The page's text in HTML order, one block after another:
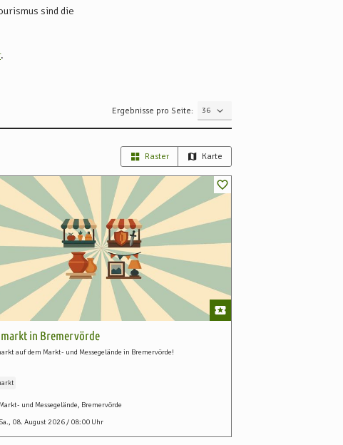
sind die
.
Ergebnisse pro Seite:
Raster Karte
in Bremervörde
auf dem Markt- und Messegelände in Bremervörde!
Markt- und Messegelände, Bremervörde
Sa., 08. August 2026 / 08:00 Uhr